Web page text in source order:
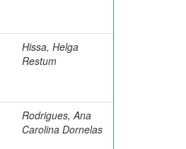
Hissa, Helga
Restum
Rodrigues, Ana
Carolina Dornelas